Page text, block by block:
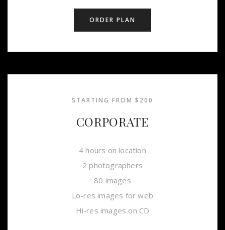
ORDER PLAN
STARTING FROM $200
CORPORATE
4 hours on location
2 photographers
80 images
Lo-res images for web
Hi-res images on CD